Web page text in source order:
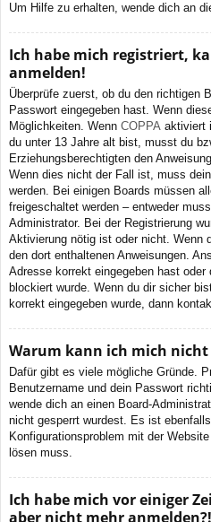
Um Hilfe zu erhalten, wende dich an
Ich habe mich registriert,
anmelden!
Überprüfe zuerst, ob du den richtigen
Passwort eingegeben hast. Wenn
Möglichkeiten. Wenn COPPA aktiviert
du unter 13 Jahre alt bist, musst du
Erziehungsberechtigten den
Wenn dies nicht der Fall ist, muss
werden. Bei einigen Boards müssen
freigeschaltet werden – entweder
Administrator. Bei der Registrierung
Aktivierung nötig ist oder nicht. Wenn
den dort enthaltenen Anweisungen.
Adresse korrekt eingegeben hast
blockiert wurde. Wenn du dir sicher
korrekt eingegeben wurde, dann
Warum kann ich mich nicht
Dafür gibt es viele mögliche Gründe.
Benutzername und dein Passwort
wende dich an einen Board-
nicht gesperrt wurdest. Es ist
Konfigurationsproblem mit der
lösen muss.
Ich habe mich vor einiger
aber nicht mehr anmelden?!